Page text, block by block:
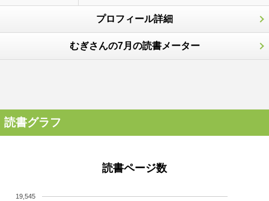
プロフィール詳細
むぎさんの7月の読書メーター
読書グラフ
読書ページ数
19,545